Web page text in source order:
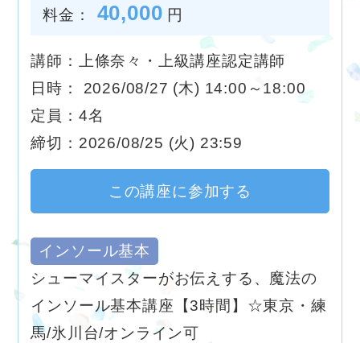
料金： 40,000 円
講師：上條奈々・上級講座認定講師
日時： 2026/08/27 (木) 14:00～18:00
定員：4名
締切：2026/08/25 (火) 23:59
この講座に参加する
インソール基本
シューマイスターがお伝えする、魔法の
インソール基本講座【3時間】☆東京・練
馬/氷川台/オンライン可